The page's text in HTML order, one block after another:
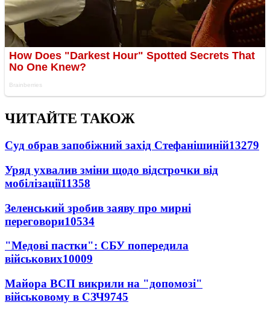
ЧИТАЙТЕ ТАКОЖ
Суд обрав запобіжний захід Стефанішиній13279
Уряд ухвалив зміни щодо відстрочки від
мобілізації11358
Зеленський зробив заяву про мирні
переговори10534
"Медові пастки": СБУ попередила
військових10009
Майора ВСП викрили на "допомозі"
військовому в СЗЧ9745